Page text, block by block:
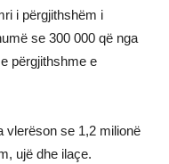
i përgjithshëm i
se 300 000 që nga
përgjithshme e
vlerëson se 1,2 milionë
ujë dhe ilaçe.